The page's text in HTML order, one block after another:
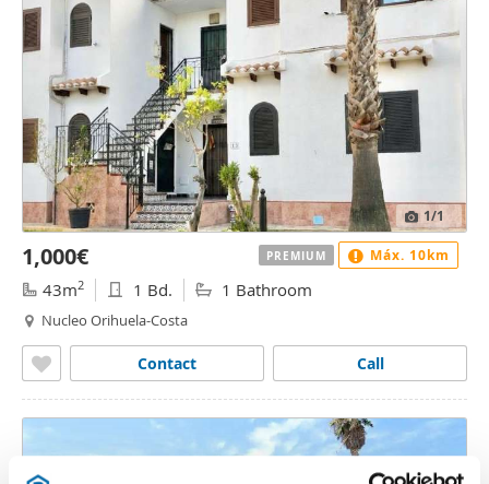
1/1
1,000€
43m2 1 Bd. 1 Bathroom
Nucleo Orihuela-Costa
Call
Contact
PREMIUM Máx. 10km